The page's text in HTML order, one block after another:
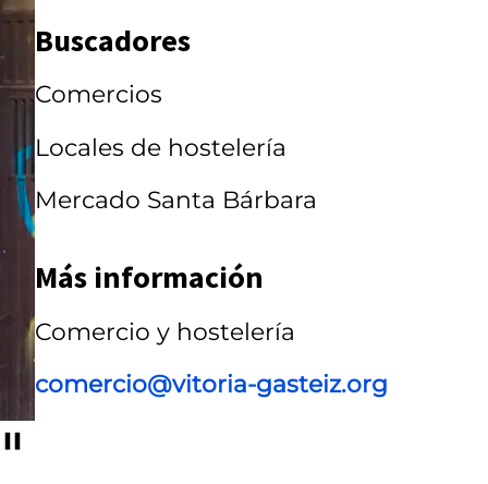
r
r
u
s
e
l
Buscadores
Comercios
Locales de hostelería
Mercado Santa Bárbara
Más información
Comercio y hostelería
comercio@vitoria-gasteiz.org